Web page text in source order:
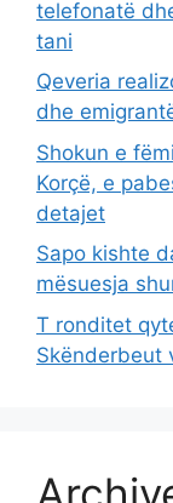
telefonatë
tani
Qeveria
dhe
Shokun e
Korçë, e
detajet
Sapo kishte
mësuesja
T ronditet
Skënderbeut